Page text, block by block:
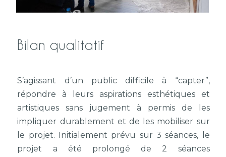
Bilan qualitatif
S’agissant d’un public difficile à “capter”,
répondre à leurs aspirations esthétiques et
artistiques sans jugement à permis de les
impliquer durablement et de les mobiliser sur
le projet. Initialement prévu sur 3 séances, le
projet a été prolongé de 2 séances